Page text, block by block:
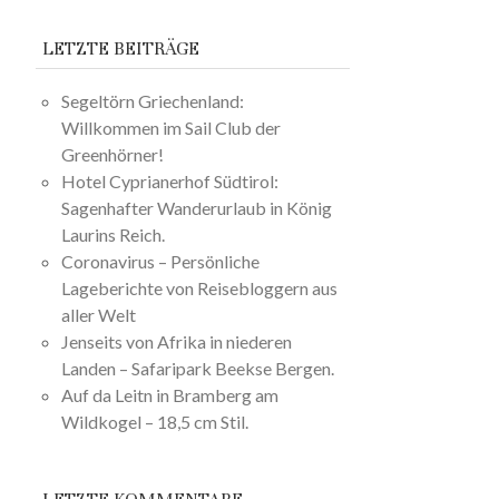
LETZTE BEITRÄGE
Segeltörn Griechenland:
Willkommen im Sail Club der
Greenhörner!
Hotel Cyprianerhof Südtirol:
Sagenhafter Wanderurlaub in König
Laurins Reich.
Coronavirus – Persönliche
Lageberichte von Reisebloggern aus
aller Welt
Jenseits von Afrika in niederen
Landen – Safaripark Beekse Bergen.
Auf da Leitn in Bramberg am
Wildkogel – 18,5 cm Stil.